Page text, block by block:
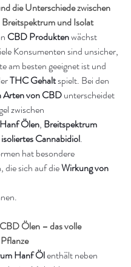
die Unterschiede zwischen
und Isolat
CBD Produkten wächst
Konsumenten sind unsicher,
am besten geeignet ist und
THC Gehalt spielt. Bei den
Arten von CBD unterscheidet
zwischen
Ölen, Breitspektrum
isoliertes Cannabidiol.
hat besondere
die sich auf die Wirkung von
Ölen – das volle
Hanf Öl enthält neben